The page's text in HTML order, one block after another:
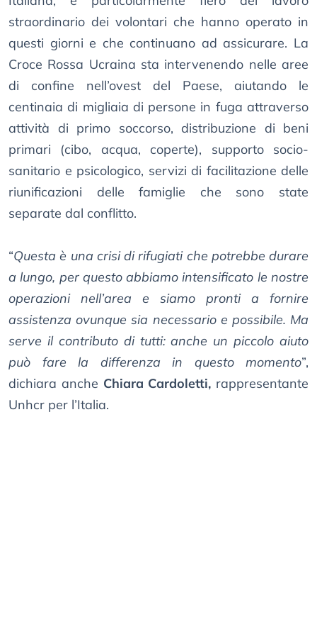
straordinario dei volontari che hanno operato in
questi giorni e che continuano ad assicurare. La
Croce Rossa Ucraina sta intervenendo nelle aree
di confine nell’ovest del Paese, aiutando le
centinaia di migliaia di persone in fuga attraverso
attività di primo soccorso, distribuzione di beni
primari (cibo, acqua, coperte), supporto socio-
sanitario e psicologico, servizi di facilitazione delle
riunificazioni delle famiglie che sono state
separate dal conflitto.
“Questa è una crisi di rifugiati che potrebbe durare
a lungo, per questo abbiamo intensificato le nostre
operazioni nell’area e siamo pronti a fornire
assistenza ovunque sia necessario e possibile. Ma
serve il contributo di tutti: anche un piccolo aiuto
può fare la differenza in questo momento”,
dichiara anche Chiara Cardoletti, rappresentante
Unhcr per l’Italia.